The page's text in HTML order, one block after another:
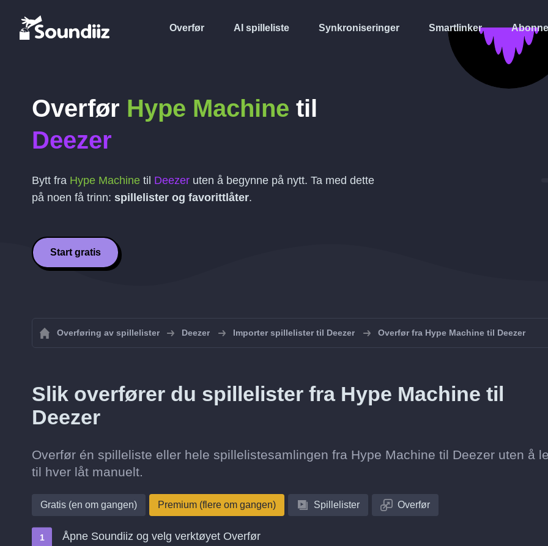
Overfør AI spilleliste Synkroniseringer Smartlinker
Overfør Hype Machine til
Deezer
Bytt fra Hype Machine til Deezer uten å begynne på nytt. Ta med dette
på noen få trinn: spillelister og favorittlåter.
Start gratis
Overføring av spillelister Deezer Importer spillelister til Deezer Overfør fra Hype Machine til Deezer
Slik overfører du spillelister fra Hype Machine til
Deezer
Overfør én spilleliste eller hele spillelistesamlingen fra Hype Machine til Deezer uten å
til hver låt manuelt.
Gratis (en om gangen) Premium (flere om gangen) Spillelister Overfør
Åpne Soundiiz og velg verktøyet Overfør